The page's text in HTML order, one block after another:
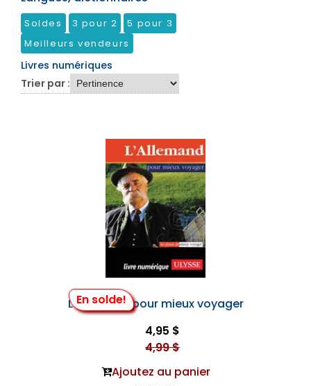
Soldes 3 pour 2
5 pour 3
Meilleurs vendeurs
Livres numériques
Trier par :
En solde!
L'Allemand pour mieux voyager
4,95 $
4,99 $
Ajoutez au panier